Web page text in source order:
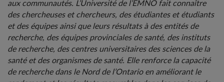
aux communautés. L’Université de l’EMNO fait connaître
des chercheuses et chercheurs, des étudiantes et étudiants
et des équipes ainsi que leurs résultats à des entités de
recherche, des équipes provinciales de santé, des instituts
de recherche, des centres universitaires des sciences de la
santé et des organismes de santé. Elle renforce la capacité
de recherche dans le Nord de l’Ontario en améliorant le